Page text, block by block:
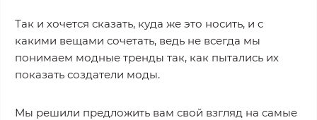
Так и хочется сказать, куда же это носить, и с
какими вещами сочетать, ведь не всегда мы
понимаем модные тренды так, как пытались их
показать создатели моды.
Мы решили предложить вам свой взгляд на самые